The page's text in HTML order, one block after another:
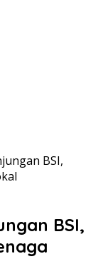
BSI,
BSI,